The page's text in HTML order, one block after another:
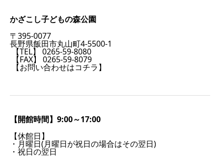
かざこし子どもの森公園
〒395-0077
長野県飯田市丸山町4-5500-1
【TEL】 0265-59-8080
【FAX】 0265-59-8079
【お問い合わせはコチラ】
【開館時間】9:00～17:00
【休館日】
・月曜日(月曜日が祝日の場合はその翌日)
・祝日の翌日